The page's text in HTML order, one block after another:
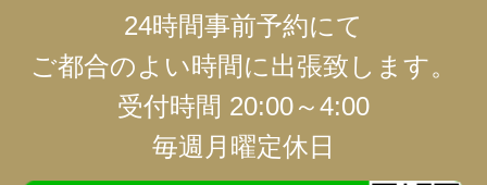
24時間事前予約にて
ご都合のよい時間に出張致します。
受付時間 20:00～4:00
毎週月曜定休日